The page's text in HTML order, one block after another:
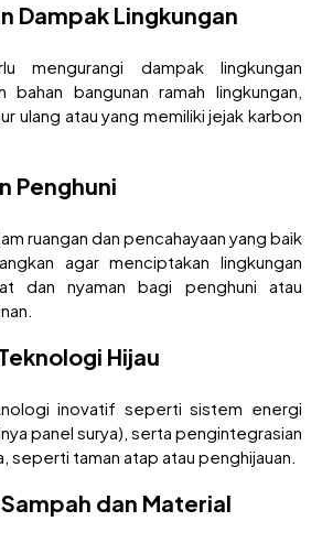
Dampak Lingkungan
mengurangi dampak lingkungan
bahan bangunan ramah lingkungan,
ulang atau yang memiliki jejak karbon
Penghuni
ruangan dan pencahayaan yang baik
agar menciptakan lingkungan
dan nyaman bagi penghuni atau
Hijau
inovatif seperti sistem energi
panel surya), serta pengintegrasian
seperti taman atap atau penghijauan.
dan Material